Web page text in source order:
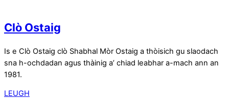
Clò Ostaig
Is e Clò Ostaig clò Shabhal Mòr Ostaig a thòisich gu slaodach
sna h-ochdadan agus thàinig a’ chiad leabhar a-mach ann an
1981.
LEUGH